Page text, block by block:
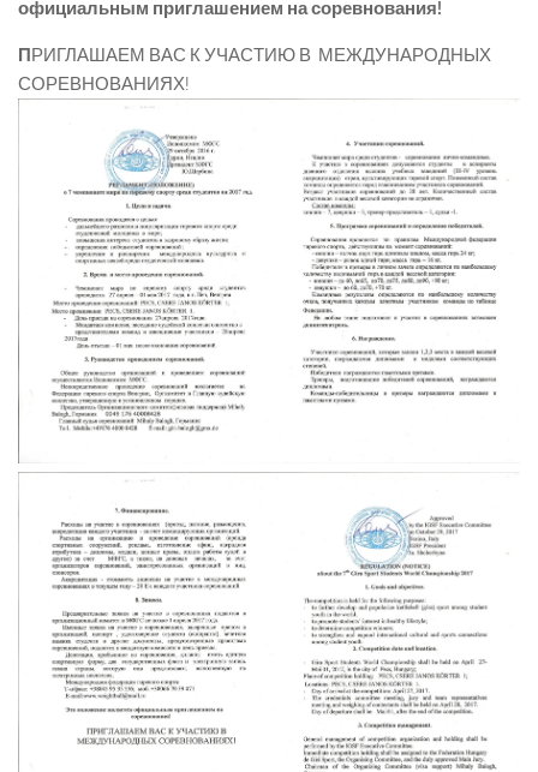
официальным приглашением насоревнования!
ПРИГЛАШАЕМ ВАС К УЧАСТИЮ В МЕЖДУНАРОДНЫХ
СОРЕВНОВАНИЯХ!